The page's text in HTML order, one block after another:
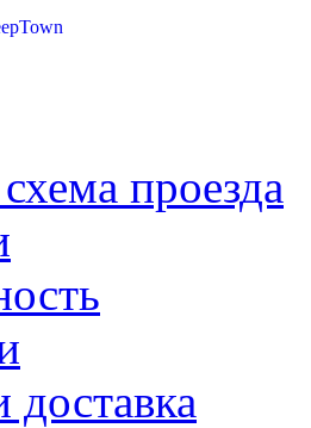
проезда
доставка